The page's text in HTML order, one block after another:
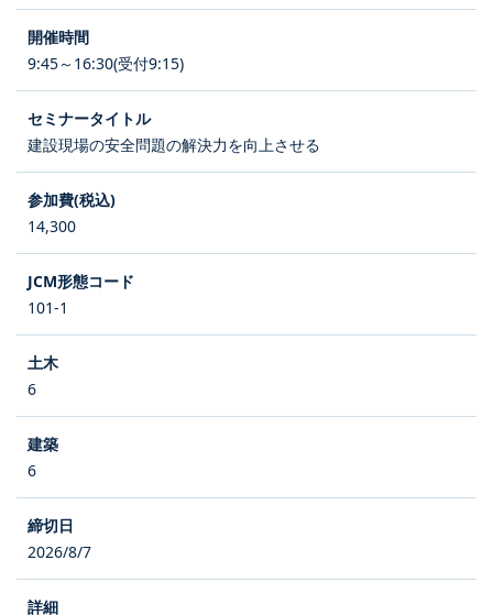
9:45～16:30(受付9:15)
建設現場の安全問題の解決力を向上させる
14,300
101-1
6
6
2026/8/7